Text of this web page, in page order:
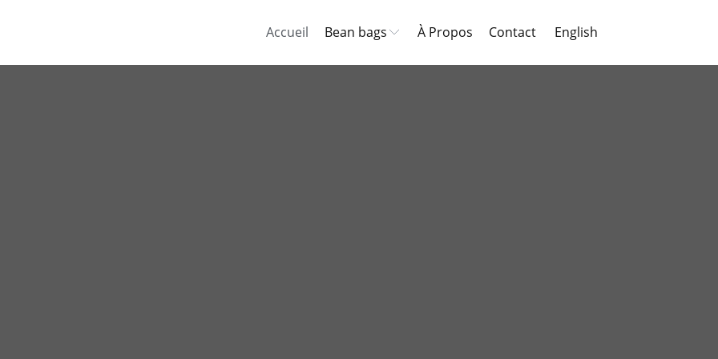
Accueil Bean bags À Propos Contact English